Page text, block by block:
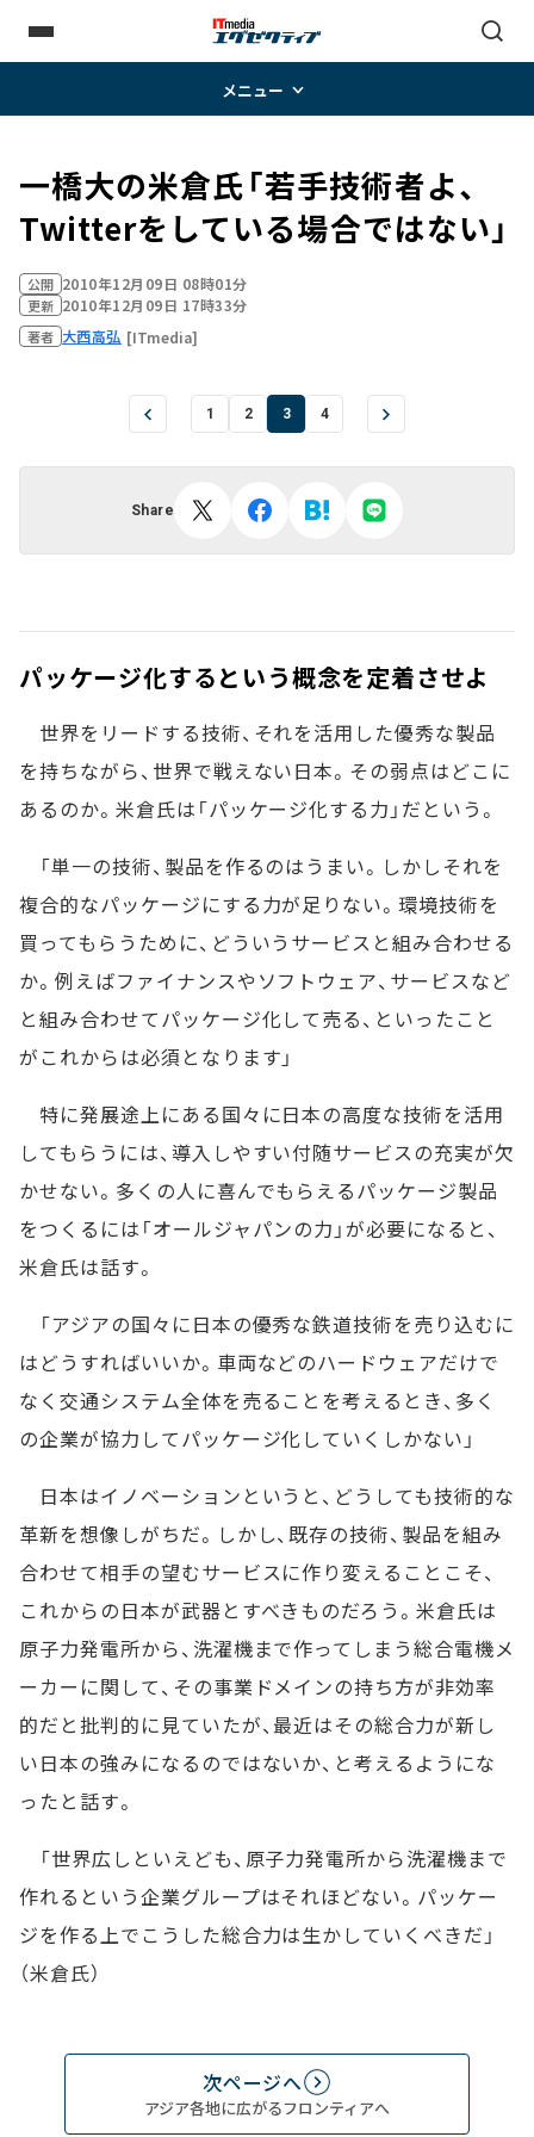
メニュー
一橋大の米倉氏――「若手技術者よ、
Twitterをしている場合ではない」
公開 2010年12月09日 08時01分
更新 2010年12月09日 17時33分
著者 大西高弘 [ITmedia]
1 2 3 4
Share
パッケージ化するという概念を定着させよ
世界をリードする技術、それを活用した優秀な製品
を持ちながら、世界で戦えない日本。その弱点はどこに
あるのか。米倉氏は「パッケージ化する力」だという。
「単一の技術、製品を作るのはうまい。しかしそれを
複合的なパッケージにする力が足りない。環境技術を
買ってもらうために、どういうサービスと組み合わせる
か。例えばファイナンスやソフトウェア、サービスなど
と組み合わせてパッケージ化して売る、といったこと
がこれからは必須となります」
特に発展途上にある国々に日本の高度な技術を活用
してもらうには、導入しやすい付随サービスの充実が欠
かせない。多くの人に喜んでもらえるパッケージ製品
をつくるには「オールジャパンの力」が必要になると、
米倉氏は話す。
「アジアの国々に日本の優秀な鉄道技術を売り込むに
はどうすればいいか。車両などのハードウェアだけで
なく交通システム全体を売ることを考えるとき、多く
の企業が協力してパッケージ化していくしかない」
日本はイノベーションというと、どうしても技術的な
革新を想像しがちだ。しかし、既存の技術、製品を組み
合わせて相手の望むサービスに作り変えることこそ、
これからの日本が武器とすべきものだろう。米倉氏は
原子力発電所から、洗濯機まで作ってしまう総合電機メ
ーカーに関して、その事業ドメインの持ち方が非効率
的だと批判的に見ていたが、最近はその総合力が新し
い日本の強みになるのではないか、と考えるようにな
ったと話す。
「世界広しといえども、原子力発電所から洗濯機まで
作れるという企業グループはそれほどない。パッケー
ジを作る上でこうした総合力は生かしていくべきだ」
（米倉氏）
次ページへ
アジア各地に広がるフロンティアへ